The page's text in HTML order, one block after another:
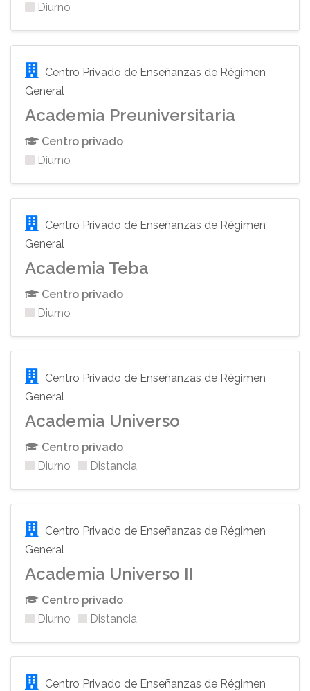
Diurno
Centro Privado de Enseñanzas de Régimen
General
Academia Preuniversitaria
Centro privado
Diurno
Centro Privado de Enseñanzas de Régimen
General
Academia Teba
Centro privado
Diurno
Centro Privado de Enseñanzas de Régimen
General
Academia Universo
Centro privado
Diurno
Distancia
Centro Privado de Enseñanzas de Régimen
General
Academia Universo II
Centro privado
Diurno
Distancia
Centro Privado de Enseñanzas de Régimen